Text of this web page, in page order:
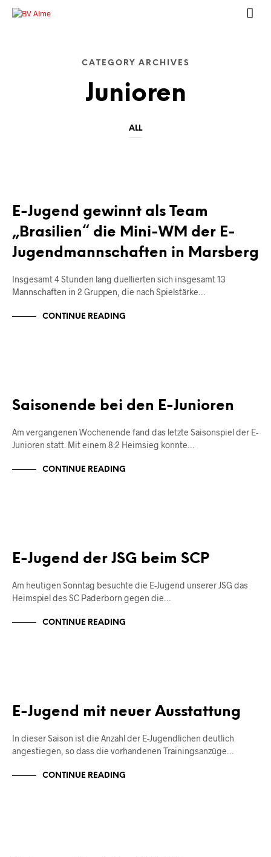
CATEGORY ARCHIVES
Junioren
ALL
E-Jugend gewinnt als Team
„Brasilien“ die Mini-WM der E-
Jugendmannschaften in Marsberg
Insgesamt 4 Stunden lang duellierten sich insgesamt 13
Mannschaften in 2 Gruppen, die nach Spielstärke…
CONTINUE READING
Saisonende bei den E-Junioren
Am vergangenen Wochenende fand das letzte Saisonspiel der E-
Junioren statt. Mit einem 8:2 Heimsieg konnte…
CONTINUE READING
E-Jugend der JSG beim SCP
Am heutigen Sonntag besuchte die E-Jugend unserer JSG das
Heimspiel des SC Paderborn gegen die…
CONTINUE READING
E-Jugend mit neuer Ausstattung
In dieser Saison ist die Anzahl der E-Jugendlichen deutlich
angestiegen, so dass die vorhandenen Trainingsanzüge…
CONTINUE READING